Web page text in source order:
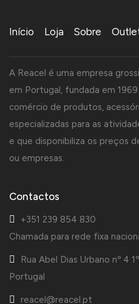
Início Loja Sobre
A Reacel é uma empresa
em Portugal, fundada em
comércio de produtos,
especializadas para as
e que disponibiliza os preços
ou empresas.
Contactos
+351 239 854 830
Chamada para rede fixa
Rua Abel Dias Urbano nº 4
Portugal
reacel@reacel.pt